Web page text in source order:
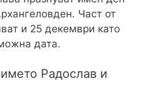
Част от
и 25 декември като
дата.
Радослав и